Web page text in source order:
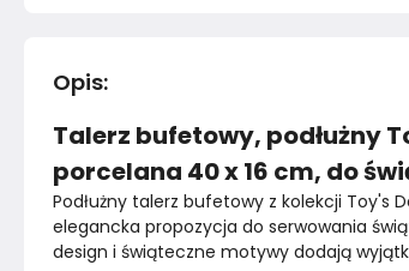
Opis:
Talerz bufetowy, podłużny
porcelana 40 x 16 cm, do
Podłużny talerz bufetowy z kolekcji Toy's
elegancka propozycja do serwowania
design i świąteczne motywy dodają